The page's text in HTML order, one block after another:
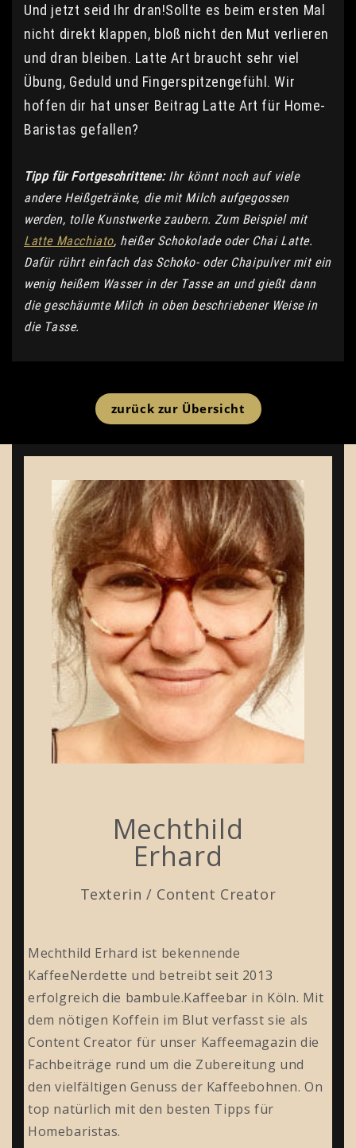
Und jetzt seid Ihr dran!Sollte es beim ersten Mal
nicht direkt klappen, bloß nicht den Mut verlieren
und dran bleiben. Latte Art braucht sehr viel
Übung, Geduld und Fingerspitzengefühl. Wir
hoffen dir hat unser Beitrag Latte Art für Home-
Baristas gefallen?
Tipp für Fortgeschrittene:Ihr könnt noch auf viele
andere Heißgetränke, die mit Milch aufgegossen
werden, tolle Kunstwerke zaubern. Zum Beispiel mit
Latte Macchiato, heißer Schokolade oder Chai Latte.
Dafür rührt einfach das Schoko- oder Chaipulver mit ein
wenig heißem Wasser in der Tasse an und gießt dann
die geschäumte Milch in oben beschriebener Weise in
die Tasse.
zurück zur Übersicht
Mechthild
Erhard
Texterin / Content Creator
Mechthild Erhard ist bekennende
KaffeeNerdette und betreibt seit 2013
erfolgreich die bambule.Kaffeebar in Köln. Mit
dem nötigen Koffein im Blut verfasst sie als
Content Creator für unser Kaffeemagazin die
Fachbeiträge rund um die Zubereitung und
den vielfältigen Genuss der Kaffeebohnen. On
top natürlich mit den besten Tipps für
Homebaristas.